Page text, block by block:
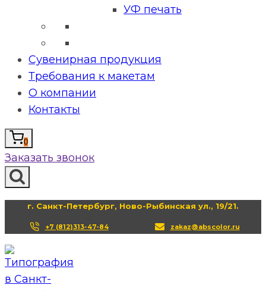
УФ печать
Сувенирная продукция
Требования к макетам
О компании
Контакты
0
Заказать звонок
г. Санкт-Петербург, Ново-Рыбинская ул., 19/21.
+7 (812)313-47-84 zakaz@abscolor.ru